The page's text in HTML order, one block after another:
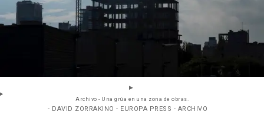
Archivo - Una grúa en una zona de obras.
- DAVID ZORRAKINO - EUROPA PRESS - ARCHIVO